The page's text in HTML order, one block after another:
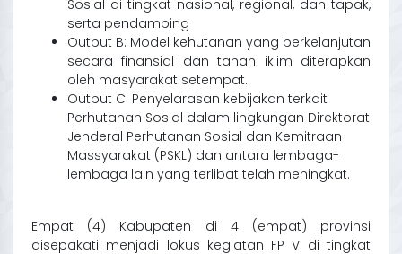
Sosial di tingkat nasional, regional, dan tapak,
serta pendamping
Output B: Model kehutanan yang berkelanjutan
secara finansial dan tahan iklim diterapkan
oleh masyarakat setempat.
Output C: Penyelarasan kebijakan terkait
Perhutanan Sosial dalam lingkungan Direktorat
Jenderal Perhutanan Sosial dan Kemitraan
Massyarakat (PSKL) dan antara lembaga-
lembaga lain yang terlibat telah meningkat.
Empat (4) Kabupaten di 4 (empat) provinsi
disepakati menjadi lokus kegiatan FP V di tingkat